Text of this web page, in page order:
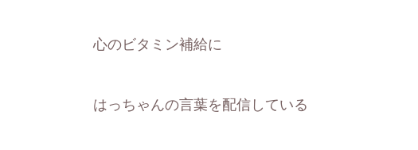
心のビタミン補給に
はっちゃんの言葉を配信している